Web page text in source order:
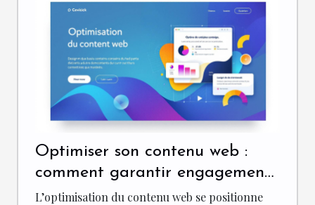
Optimiser son contenu web :
comment garantir engagement
et visibilité ?
L’optimisation du contenu web se positionne